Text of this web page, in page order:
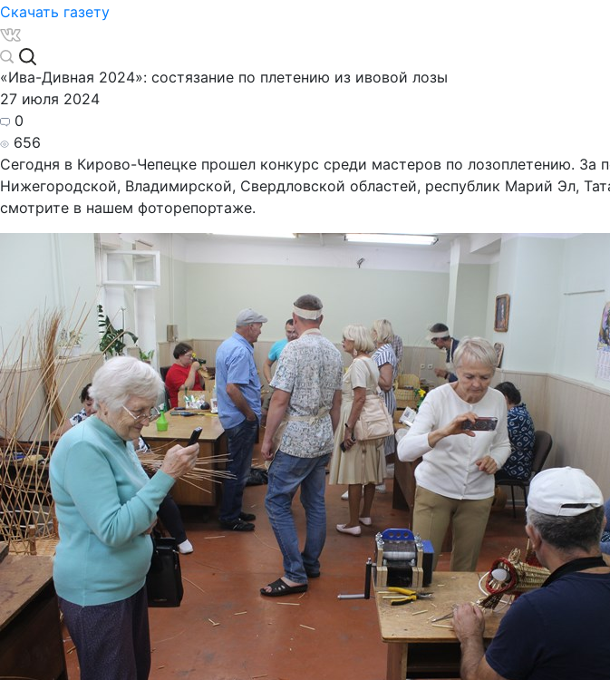
Скачать газету
«Ива-Дивная 2024»: состязание по плетению из ивовой лозы
27 июля 2024
0
656
Сегодня в Кирово-Чепецке прошел конкурс среди мастеров по лозоплетению. За
Нижегородской, Владимирской, Свердловской областей, республик Марий Эл,
смотрите в нашем фоторепортаже.